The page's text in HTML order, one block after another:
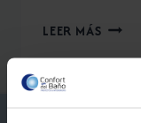
LEER MÁS TARIMA
DE